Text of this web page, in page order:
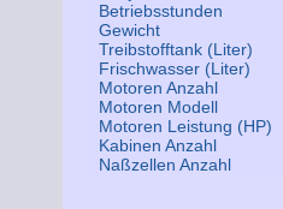
Betriebsstunden
Gewicht
Treibstofftank (Liter)
Frischwasser (Liter)
Motoren Anzahl
Motoren Modell
Motoren Leistung (HP)
Kabinen Anzahl
Naßzellen Anzahl